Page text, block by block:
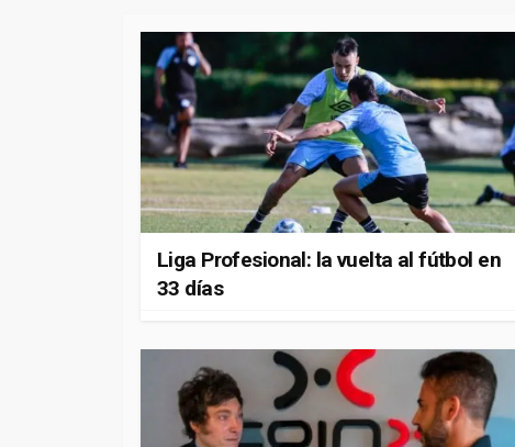
Liga Profesional: la vuelta al fútbol en
33 días